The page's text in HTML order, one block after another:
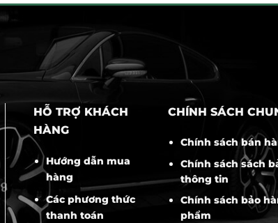
HỖ TRỢ KHÁCH
HÀNG
Hướng dẫn mua
hàng
Các phương thức
thanh toán
CHÍNH SÁCH
Chính sách bán
Chính sách sách
thông tin
Chính sách bảo
phẩm